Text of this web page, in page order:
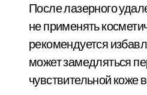
После лазерного
не применять
рекомендуется
может замедляться
чувствительной